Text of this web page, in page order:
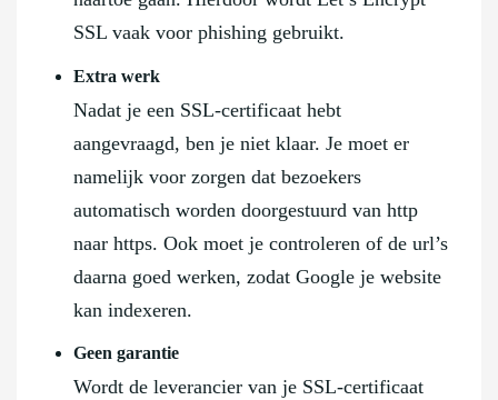
SSL vaak voor phishing gebruikt.
Extra werk
Nadat je een SSL-certificaat hebt
aangevraagd, ben je niet klaar. Je moet er
namelijk voor zorgen dat bezoekers
automatisch worden doorgestuurd van http
naar https. Ook moet je controleren of de url’s
daarna goed werken, zodat Google je website
kan indexeren.
Geen garantie
Wordt de leverancier van je SSL-certificaat